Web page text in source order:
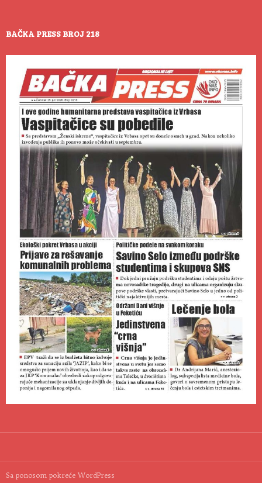
BAČKA PRESS BROJ 218
Sa ponosom pokreće WordPress